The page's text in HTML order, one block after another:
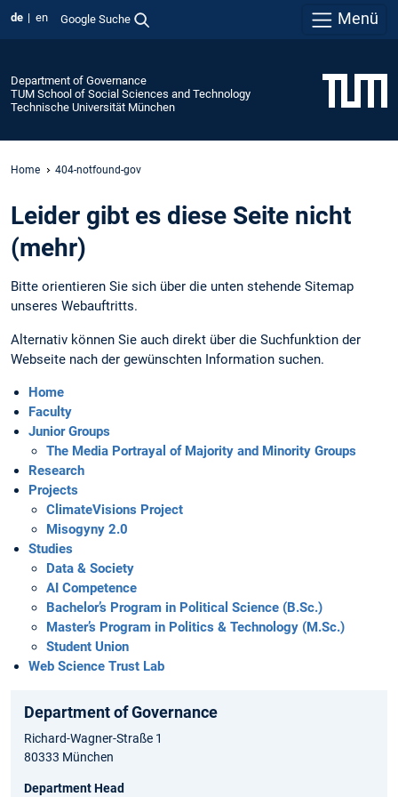
de en Google Suche Menü
Department of Governance
TUM School of Social Sciences and Technology
Technische Universität München
Home 404-notfound-gov
Leider gibt es diese Seite nicht
(mehr)
Bitte orientieren Sie sich über die unten stehende Sitemap
unseres Webauftritts.
Alternativ können Sie auch direkt über die Suchfunktion der
Webseite nach der gewünschten Information suchen.
Home
Faculty
Junior Groups
The Media Portrayal of Majority and Minority Groups
Research
Projects
ClimateVisions Project
Misogyny 2.0
Studies
Data & Society
AI Competence
Bachelor’s Program in Political Science (B.Sc.)
Master’s Program in Politics & Technology (M.Sc.)
Student Union
Web Science Trust Lab
Department of Governance
Richard-Wagner-Straße 1
80333 München
Department Head